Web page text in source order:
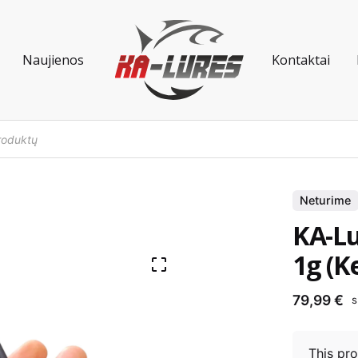
Naujienos Kontaktai
Neturime
KA-
1g
79,99€
This